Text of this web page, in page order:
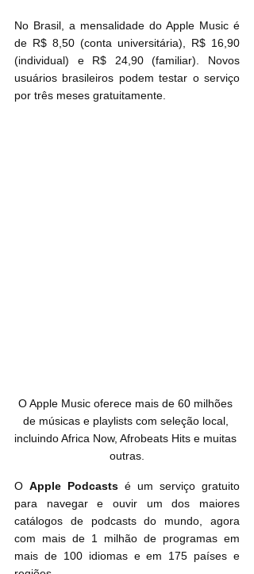
No Brasil, a mensalidade do Apple Music é
de R$ 8,50 (conta universitária), R$ 16,90
(individual) e R$ 24,90 (familiar). Novos
usuários brasileiros podem testar o serviço
por três meses gratuitamente.
O Apple Music oferece mais de 60 milhões
de músicas e playlists com seleção local,
incluindo Africa Now, Afrobeats Hits e muitas
outras.
O Apple Podcasts é um serviço gratuito
para navegar e ouvir um dos maiores
catálogos de podcasts do mundo, agora
com mais de 1 milhão de programas em
mais de 100 idiomas e em 175 países e